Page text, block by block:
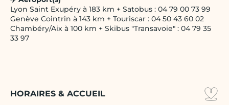
Lyon Saint Exupéry à 183 km + Satobus : 04 79 00 73 99
Genève Cointrin à 143 km + Touriscar : 04 50 43 60 02
Chambéry/Aix à 100 km + Skibus "Transavoie" : 04 79 35
33 97
HORAIRES & ACCUEIL